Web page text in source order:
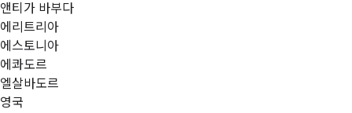
앤티가 바부다
에리트리아
에스토니아
에콰도르
엘살바도르
영국